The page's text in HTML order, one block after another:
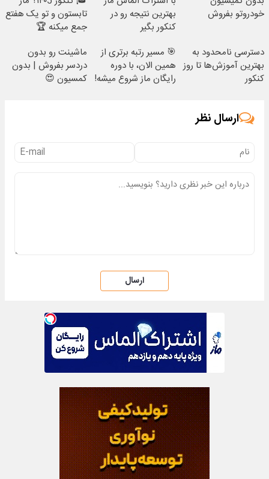
خودروتو بفروش
بهترین نتیجه رو در
کنکور بگیر
تابستون و تو یک هفتع
جمع میکنه 🏆
دسترسی نامحدود به
بهترین آموزش‌ها تا روز
کنکور
🎯 مسیر رتبه برتری از
همین الان، با دوره
رایگان ماز شروع میشه!
ماشینت رو بدون
دردسر بفروش | بدون
کمسیون 😍
ارسال نظر
ارسال